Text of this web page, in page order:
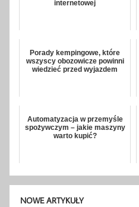
internetowej
Porady kempingowe, które
wszyscy obozowicze powinni
wiedzieć przed wyjazdem
Automatyzacja w przemyśle
spożywczym – jakie maszyny
warto kupić?
NOWE ARTYKUŁY